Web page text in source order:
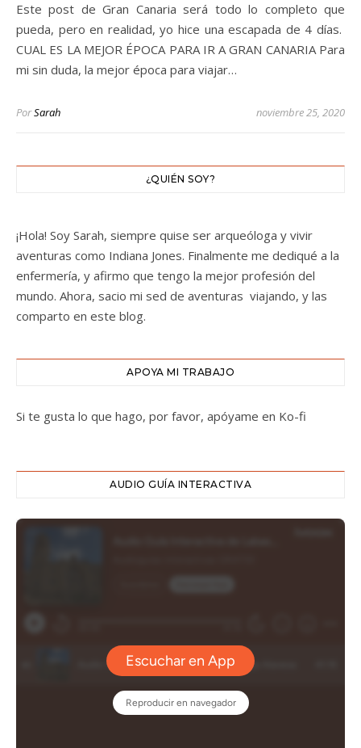
Este post de Gran Canaria será todo lo completo que
pueda, pero en realidad, yo hice una escapada de 4 días.
CUAL ES LA MEJOR ÉPOCA PARA IR A GRAN CANARIA Para
mi sin duda, la mejor época para viajar…
PorSarah noviembre 25, 2020
¿QUIÉN SOY?
¡Hola! Soy Sarah, siempre quise ser arqueóloga y vivir
aventuras como Indiana Jones. Finalmente me dediqué a la
enfermería, y afirmo que tengo la mejor profesión del
mundo. Ahora, sacio mi sed de aventuras viajando, y las
comparto en este blog.
APOYA MI TRABAJO
Si te gusta lo que hago, por favor, apóyame en Ko-fi
AUDIO GUÍA INTERACTIVA